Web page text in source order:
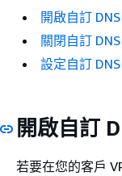
開啟自訂
關閉自訂
設定自訂
開啟自訂
若要在您的客戶